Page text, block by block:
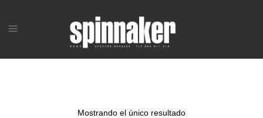
Mostrando el único resultado